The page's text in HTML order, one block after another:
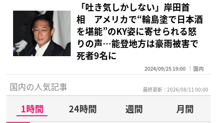
「吐き気しかしない」岸田首
相 アメリカで“輪島塗で日本酒
を堪能”のKY姿に寄せられる怒
りの声…能登地方は豪雨被害で
死者9名に
2024/09/25 19:00 国内
国内の人気記事 最終更新：2026/08/11 00:00
1時間 24時間 週間
月間